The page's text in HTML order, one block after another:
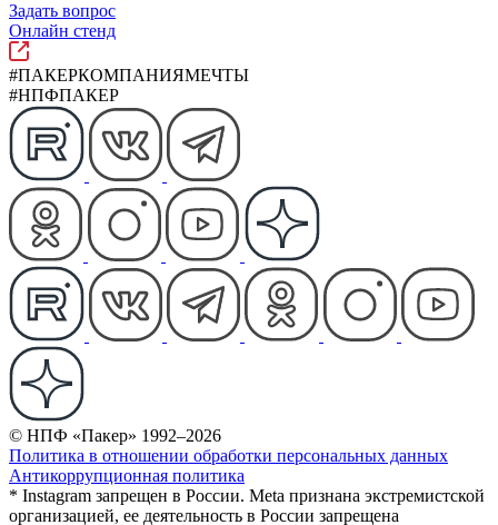
Задать вопрос
Онлайн стенд
#ПАКЕРКОМПАНИЯМЕЧТЫ
#НПФПАКЕР
© НПФ «Пакер» 1992–2026
Политика в отношении обработки персональных данных
Антикоррупционная политика
* Instagram запрещен в России. Meta признана экстремистской
организацией, ее деятельность в России запрещена